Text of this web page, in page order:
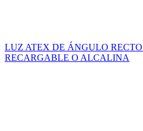
LUZ ATEX DE ÁNGULO
RECARGABLE O ALCALINA